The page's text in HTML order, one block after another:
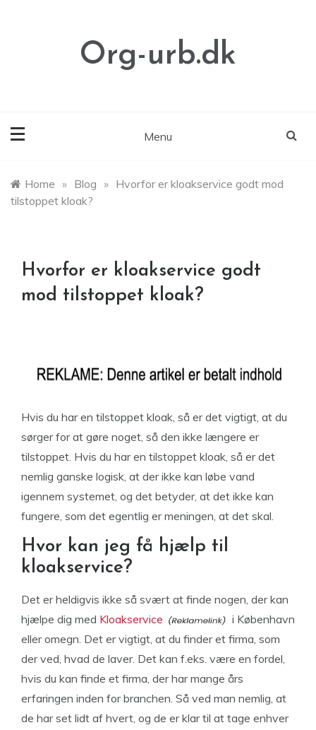
Org-urb.dk
Menu
Home » Blog » Hvorfor er kloakservice godt mod
tilstoppet kloak?
Hvorfor er kloakservice godt
mod tilstoppet kloak?
Hvis du har en tilstoppet kloak, så er det vigtigt, at du
sørger for at gøre noget, så den ikke længere er
tilstoppet. Hvis du har en tilstoppet kloak, så er det
nemlig ganske logisk, at der ikke kan løbe vand
igennem systemet, og det betyder, at det ikke kan
fungere, som det egentlig er meningen, at det skal.
Hvor kan jeg få hjælp til
kloakservice?
Det er heldigvis ikke så svært at finde nogen, der kan
hjælpe dig med Kloakservice
i København
eller omegn. Det er vigtigt, at du finder et firma, som
der ved, hvad de laver. Det kan f.eks. være en fordel,
hvis du kan finde et firma, der har mange års
erfaringen inden for branchen. Så ved man nemlig, at
de har set lidt af hvert, og de er klar til at tage enhver